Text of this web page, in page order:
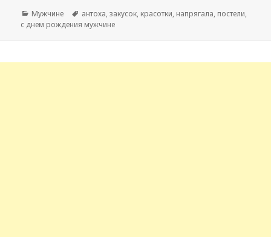
Рубрики
Мужчине Метки
антоха,закусок, красотки, напрягала, постели,
с днем рождения мужчине